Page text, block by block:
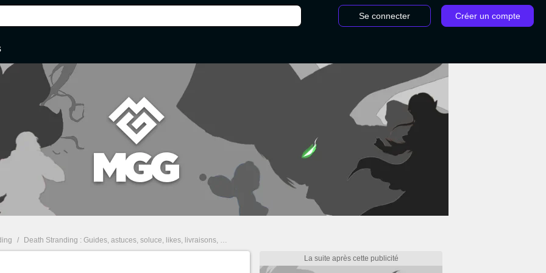
Se connecter Créer un compte
/ Death Stranding : Guides, astuces, soluce, likes, livraisons, secrets